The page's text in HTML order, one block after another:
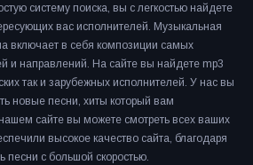
систему поиска, вы с легкостью найдете
вас исполнителей. Музыкальная
включает в себя композиции самых
и направлений. На сайте вы найдете mp3
так и зарубежных исполнителей. У нас вы
новые песни, хиты который вам
сайте вы можете смотреть всех ваших
высокое качество сайта, благодаря
песни с большой скоростью.